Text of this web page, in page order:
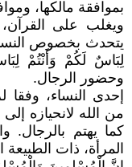
بموافقة مالكها،
ويغلب على
يتحدث بخصوص
لِبَاسٌ لَكُمْ وَأَنْتُمْ
وحضور الرجال.
إحدى النساء،
من الله لانحيازه إلى
كما يهتم
المرأة، ذات